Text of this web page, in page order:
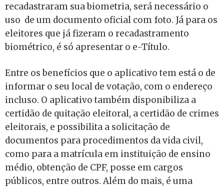
recadastraram sua biometria, será necessário o
uso de um documento oficial com foto. Já para os
eleitores que já fizeram o recadastramento
biométrico, é só apresentar o e-Título.
Entre os benefícios que o aplicativo tem está o de
informar o seu local de votação, com o endereço
incluso. O aplicativo também disponibiliza a
certidão de quitação eleitoral, a certidão de crimes
eleitorais, e possibilita a solicitação de
documentos para procedimentos da vida civil,
como para a matrícula em instituição de ensino
médio, obtenção de CPF, posse em cargos
públicos, entre outros. Além do mais, é uma